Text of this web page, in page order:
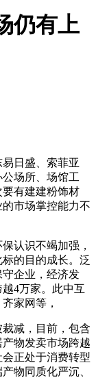
仍有上
日盛、索菲亚
场所、场馆工
有建建粉饰材
市场掌控能力不
认识不竭加强，
的目的成长。泛
企业，经济发
4万家。此中互
家网等，
减，目前，包含
物发卖市场跨越
正处于消费转型
物同质化严沉、